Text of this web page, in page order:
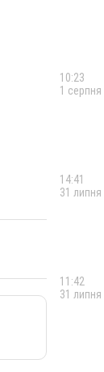
10:23
1 серпня
14:41
31 липня
11:42
31 липня